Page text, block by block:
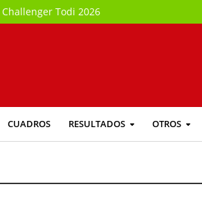
Challenger Todi 2026
CUADROS RESULTADOS OTROS